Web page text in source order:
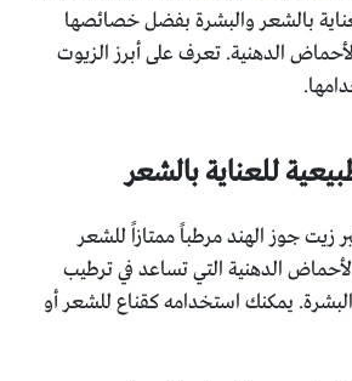
بالشعر والبشرة بفضل خصائصها
الدهنية. تعرف على أبرز الزيوت
للعناية بالشعر
زيت جوز الهند مرطباً ممتازاً للشعر
الدهنية التي تساعد في ترطيب
يمكنك استخدامه كقناع للشعر أو